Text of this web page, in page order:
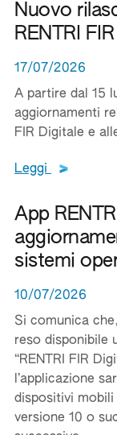
Nuovo
RENTRI
17/07/2026
A partire dal 15
aggiornamenti
FIR Digitale e
Leggi Leggi
App
sistemi
10/07/2026
Si comunica
reso disponibile
“RENTRI FIR
l’applicazione
dispositivi
versione 10 o